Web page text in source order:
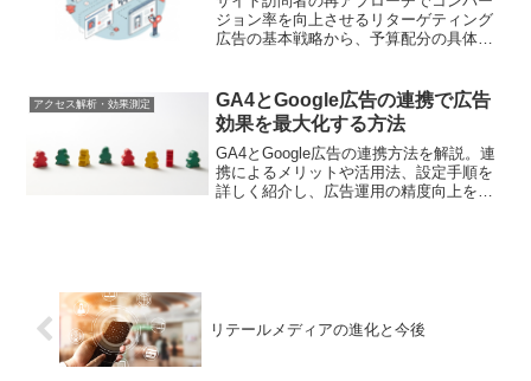
ジョン率を向上させるリターゲティング
広告の基本戦略から、予算配分の具体的
クを解説します
アクセス解析・効果測定
GA4とGoogle広告の連携で広告
効果を最大化する方法
GA4とGoogle広告の連携方法を解説。連
携によるメリットや活用法、設定手順を
詳しく紹介し、広告運用の精度向上を目
リテールメディアの進化と今後